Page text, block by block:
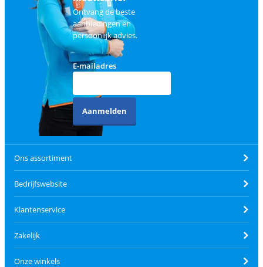
Ontvang de beste
aanbiedingen en
persoonlijk advies.
E-mailadres
Aanmelden
Ons assortiment
Bedrijfswebsite
Klantenservice
Zakelijk
Onze winkels